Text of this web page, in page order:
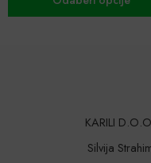
KARILI
Silvija